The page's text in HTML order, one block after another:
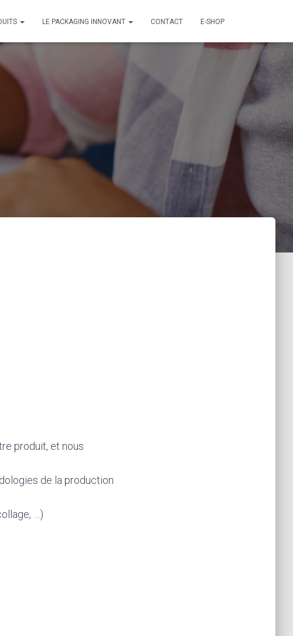
LE PACKAGING INNOVANT CONTACT E-SHOP
produit, et nous
de la production
…)